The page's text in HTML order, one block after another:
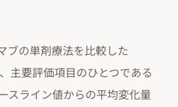
ブの単剤療法を比較した
主要評価項目のひとつである
スライン値からの平均変化量